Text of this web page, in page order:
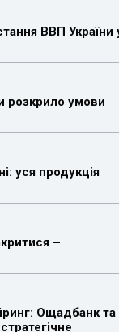
ВВП України
розкрило умови
уся продукція
–
Ощадбанк та